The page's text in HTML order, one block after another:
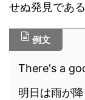
せぬ発見であ
例文
There's a
明日は雨が降